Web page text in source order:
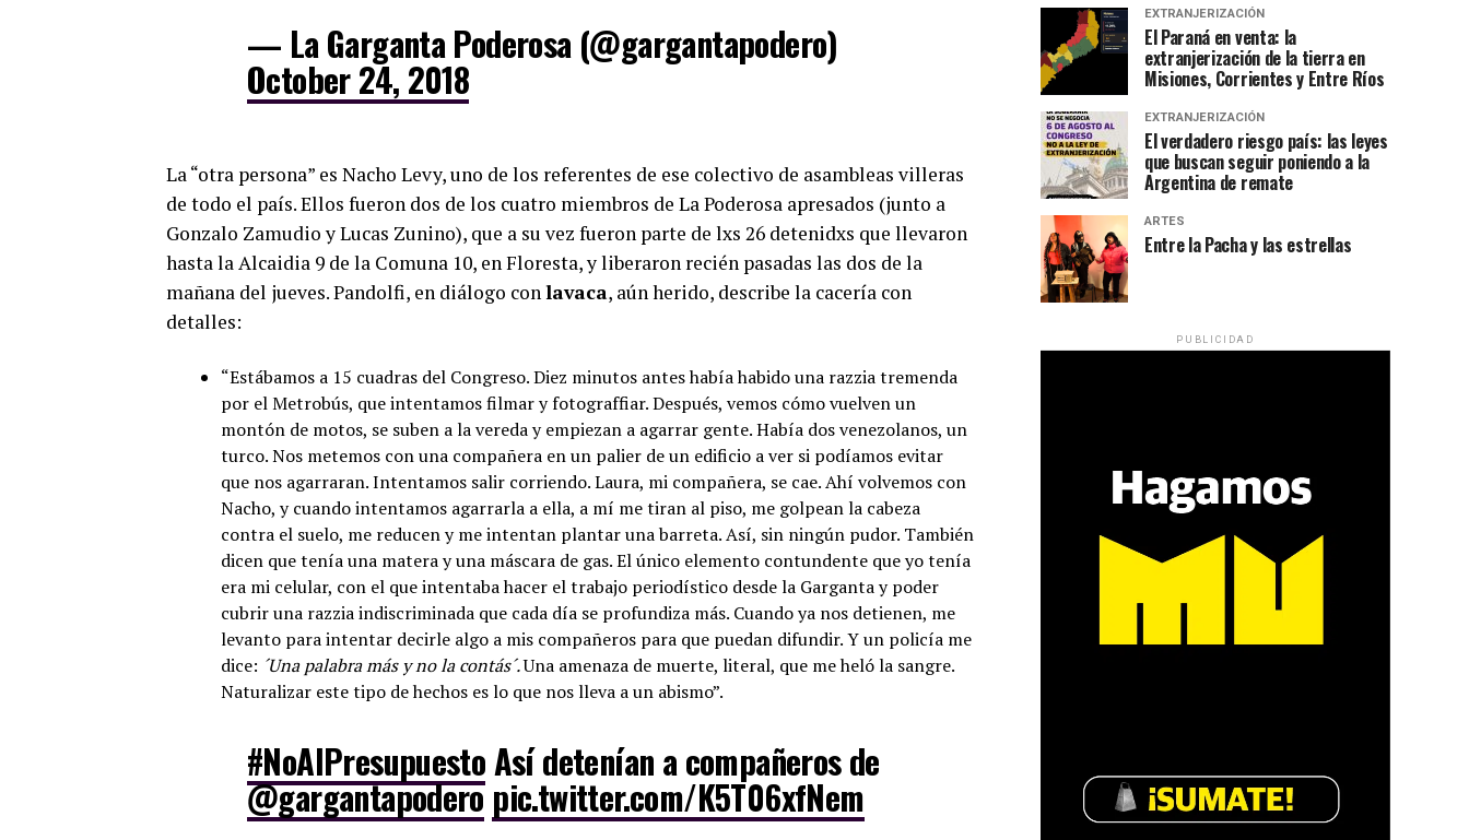
— La Garganta Poderosa (@gargantapodero)
October 24, 2018
La “otra persona” es Nacho Levy, uno de los referentes de ese colectivo de asambleas villeras
de todo el país. Ellos fueron dos de los cuatro miembros de La Poderosa apresados (junto a
Gonzalo Zamudio y Lucas Zunino), que a su vez fueron parte de lxs 26 detenidxs que llevaron
hasta la Alcaidia 9 de la Comuna 10, en Floresta, y liberaron recién pasadas las dos de la
mañana del jueves.Pandolfi, en diálogo conlavaca, aún herido, describe la cacería con
detalles:
“Estábamos a 15 cuadras del Congreso. Diez minutos antes había habido una razzia tremenda
por el Metrobús, que intentamos filmar y fotograffiar. Después, vemos cómo vuelven un
montón de motos, se suben a la vereda y empiezan a agarrar gente. Había dos venezolanos, un
turco. Nos metemos con una compañera en un palier de un edificio a ver si podíamos evitar
que nos agarraran. Intentamos salir corriendo. Laura, mi compañera, se cae. Ahí volvemos con
Nacho, y cuando intentamos agarrarla a ella, a mí me tiran al piso, me golpean la cabeza
contra el suelo, me reducen y me intentan plantar una barreta. Así, sin ningún pudor. También
dicen que tenía una matera y una máscara de gas. El único elemento contundente que yo tenía
era mi celular, con el que intentaba hacer el trabajo periodístico desde la Garganta y poder
cubrir una razzia indiscriminada que cada día se profundiza más. Cuando ya nos detienen, me
levanto para intentar decirle algo a mis compañeros para que puedan difundir. Y un policía me
dice: ´Una palabra más y no la contás´.Una amenaza de muerte, literal, que me heló la sangre.
Naturalizar este tipo de hechos es lo que nos lleva a un abismo”.
#NoAlPresupuestoAsí detenían a compañeros de
@gargantapodero pic.twitter.com/K5T06xfNem
EXTRANJERIZACIÓN
El Paraná en venta: la
extranjerización de la tierra en
Misiones, Corrientes y Entre Ríos
EXTRANJERIZACIÓN
El verdadero riesgo país: las leyes
que buscan seguir poniendo a la
Argentina de remate
ARTES
Entre la Pacha y las estrellas
PUBLICIDAD